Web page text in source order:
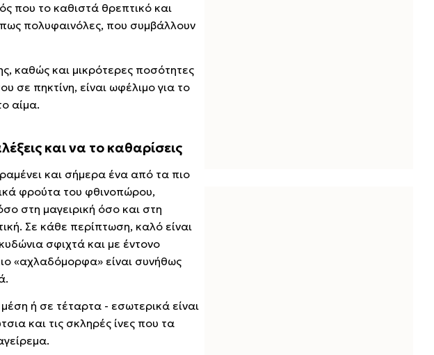
που το καθιστά θρεπτικό και
πολυφαινόλες, που συμβάλλουν
καθώς και μικρότερες ποσότητες
σε πηκτίνη, είναι ωφέλιμο για το
αίμα.
και να το καθαρίσεις
και σήμερα ένα από τα πιο
φρούτα του φθινοπώρου,
στη μαγειρική όσο και στη
Σε κάθε περίπτωση, καλό είναι
σφιχτά και με έντονο
«αχλαδόμορφα» είναι συνήθως
ή σε τέταρτα - εσωτερικά είναι
και τις σκληρές ίνες που τα